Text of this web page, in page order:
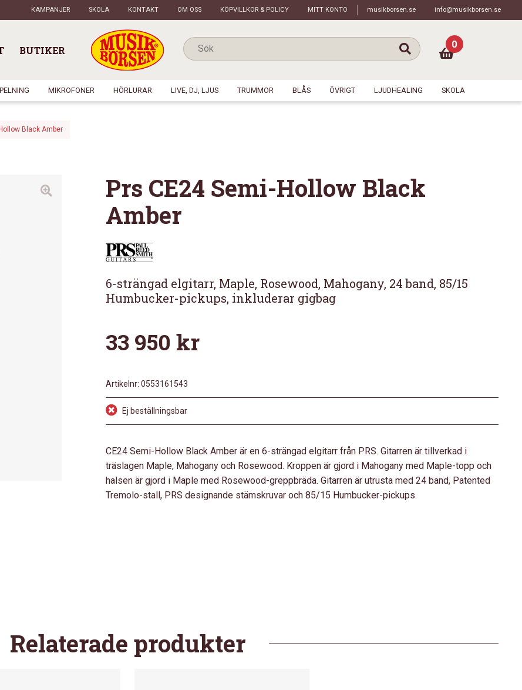
KAMPANJER SKOLA KONTAKT OM OSS KÖPVILLKOR & POLICY MITT KONTO musikborsen.se info@musikborsen.se
BUTIKER 0
MIKROFONER HÖRLURAR LIVE, DJ, LJUS TRUMMOR BLÅS ÖVRIGT LJUDHEALING SKOLA
Black Amber
Prs CE24 Semi-Hollow Black
Amber
6-strängad elgitarr, Maple, Rosewood, Mahogany, 24 band, 85/15
Humbucker-pickups, inkluderar gigbag
33 950 kr
Artikelnr: 0553161543
Ej beställningsbar
CE24 Semi-Hollow Black Amber är en 6-strängad elgitarr från PRS. Gitarren är tillverkad i
träslagen Maple, Mahogany och Rosewood. Kroppen är gjord i Mahogany med Maple-topp och
halsen är gjord i Maple med Rosewood-greppbräda. Gitarren är utrusta med 24 band, Patented
Tremolo-stall, PRS designande stämskruvar och 85/15 Humbucker-pickups.
Relaterade produkter